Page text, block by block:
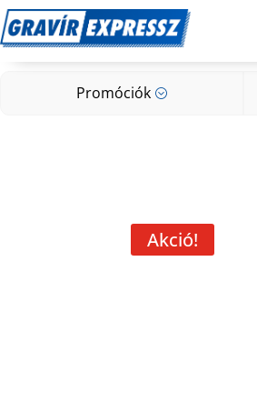
Promóciók ;
Promóciók;
Akció!